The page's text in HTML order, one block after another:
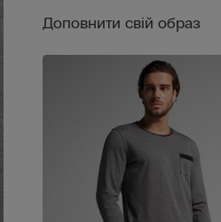
Доповнити свій образ